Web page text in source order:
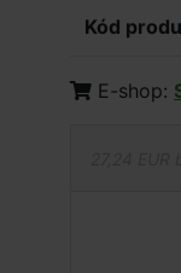
Kód
E-shop: